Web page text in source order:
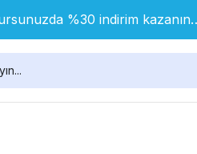
%30 indirim